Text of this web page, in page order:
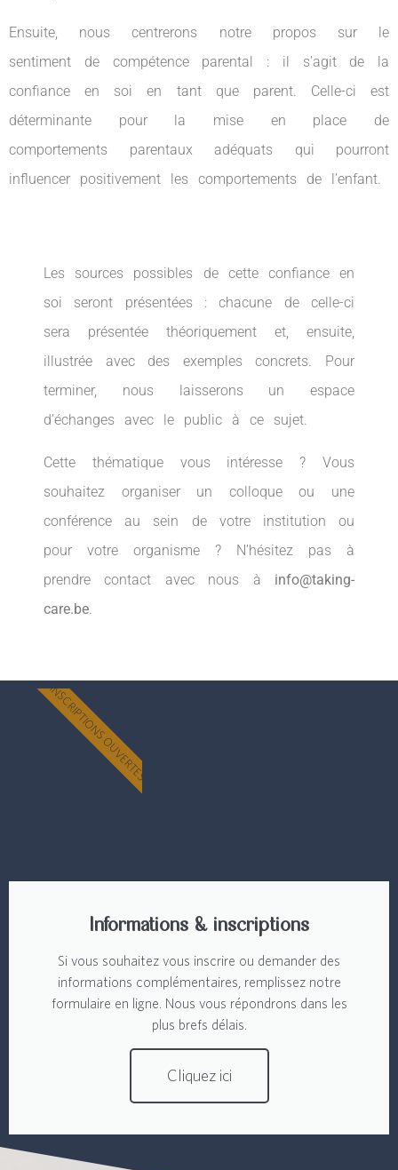
Ensuite, nous centrerons notre propos sur le
sentiment de compétence parental : il s’agit de la
confiance en soi en tant que parent. Celle-ci est
déterminante pour la mise en place de
comportements parentaux adéquats qui pourront
influencer positivement les comportements de l’enfant.
Les sources possibles de cette confiance en
soi seront présentées : chacune de celle-ci
sera présentée théoriquement et, ensuite,
illustrée avec des exemples concrets. Pour
terminer, nous laisserons un espace
d’échanges avec le public à ce sujet.
Cette thématique vous intéresse ? Vous
souhaitez organiser un colloque ou une
conférence au sein de votre institution ou
pour votre organisme ? N’hésitez pas à
prendre contact avec nous à info@taking-
care.be
Informations & inscriptions
Si vous souhaitez vous inscrire ou demander des
informations complémentaires, remplissez notre
formulaire en ligne. Nous vous répondrons dans les
plus brefs délais.
Cliquez ici
INSCRIPTIONS OUVERTES